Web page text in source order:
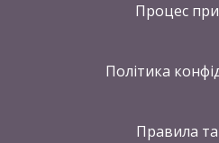
Процес
Політика
Правила